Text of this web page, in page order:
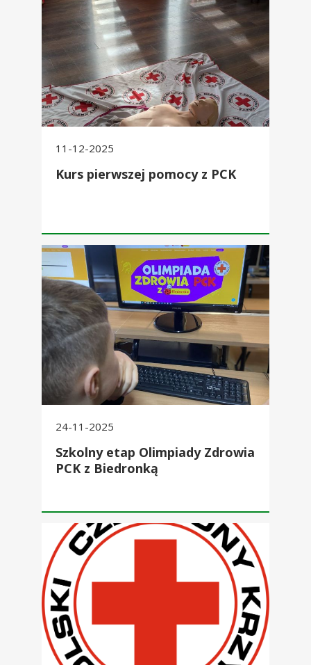
11-12-2025
Kurs pierwszej pomocy z PCK
Szkolny etap Olimpiady Zdrowia PCK z Biedronką
24-11-2025
Szkolny etap Olimpiady Zdrowia
PCK z Biedronką
Zarząd Szkolnego Koła PCK